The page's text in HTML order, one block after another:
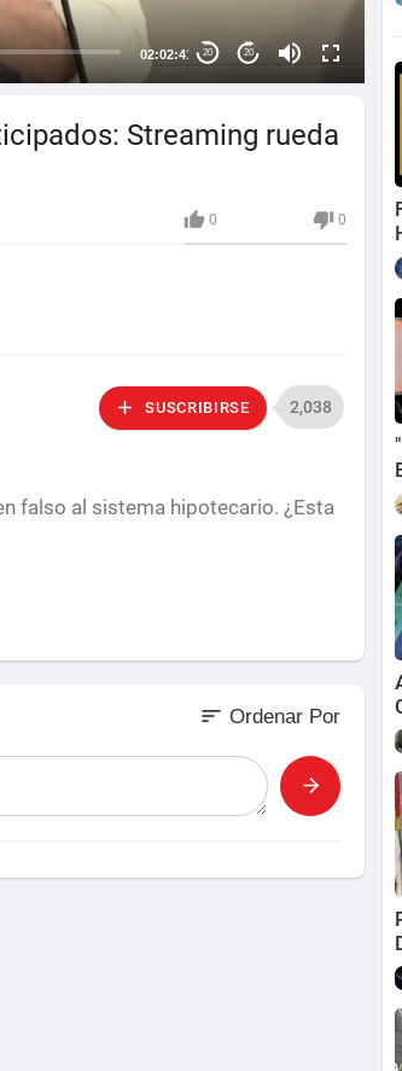
02:02:41 20 20
Streaming rueda
0 0
SUSCRIBIRSE 2,038
falso al sistema hipotecario. ¿Esta
toda su deuda.
sort Ordenar Por